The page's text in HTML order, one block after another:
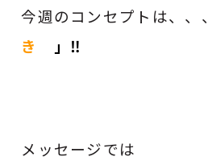
今週のコンセプトは、、、
き
」 ‼
メッセージでは